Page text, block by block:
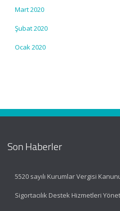
Mart 2020
Şubat 2020
Ocak 2020
Son Haberler
5520 sayılı Kurumlar Vergisi
Sigortacılık Destek Hizmetleri